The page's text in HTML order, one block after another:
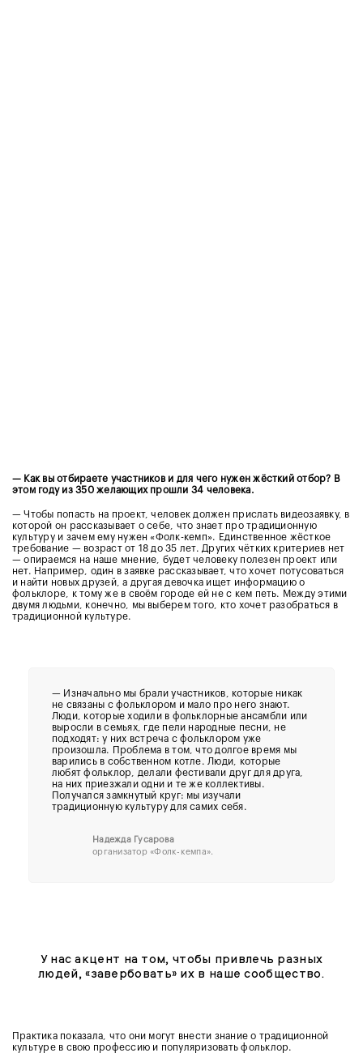
— Как вы отбираете участников и для чего нужен жёсткий отбор? В
этом году из 350 желающих прошли 34 человека.
— Чтобы попасть на проект, человек должен прислать видеозаявку, в
которой он рассказывает о себе, что знает про традиционную
культуру и зачем ему нужен «Фолк-кемп». Единственное жёсткое
требование — возраст от 18 до 35 лет. Других чётких критериев нет
— опираемся на наше мнение, будет человеку полезен проект или
нет. Например, один в заявке рассказывает, что хочет потусоваться
и найти новых друзей, а другая девочка ищет информацию о
фольклоре, к тому же в своём городе ей не с кем петь. Между этими
двумя людьми, конечно, мы выберем того, кто хочет разобраться в
традиционной культуре.
— Изначально мы брали участников, которые никак
не связаны с фольклором и мало про него знают.
Люди, которые ходили в фольклорные ансамбли или
выросли в семьях, где пели народные песни, не
подходят: у них встреча с фольклором уже
произошла. Проблема в том, что долгое время мы
варились в собственном котле. Люди, которые
любят фольклор, делали фестивали друг для друга,
на них приезжали одни и те же коллективы.
Получался замкнутый круг: мы изучали
традиционную культуру для самих себя.
Надежда Гусарова
организатор «Фолк-кемпа».
У нас акцент на том, чтобы привлечь разных
людей, «завербовать» их в наше сообщество.
Практика показала, что они могут внести знание о традиционной
культуре в свою профессию и популяризовать фольклор.